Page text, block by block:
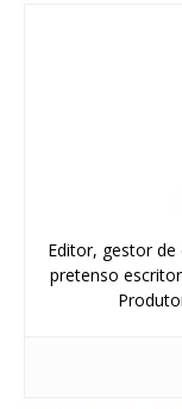
Editor, gestor
pretenso